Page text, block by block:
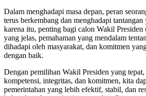
Dalam menghadapi masa depan, peran
terus berkembang dan menghadapi
karena itu, penting bagi calon Wakil
yang jelas, pemahaman yang mendalam
dihadapi oleh masyarakat, dan komitmen
dengan baik.
Dengan pemilihan Wakil Presiden yang
kompetensi, integritas, dan komitmen, kita
pemerintahan yang lebih efektif, stabil, dan